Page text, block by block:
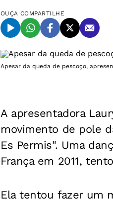
OUÇA COMPARTILHE
Apesar da queda de pescoço,
A apresentadora
movimento de pole
Es Permis". Uma
França em 2011,
Ela tentou fazer um